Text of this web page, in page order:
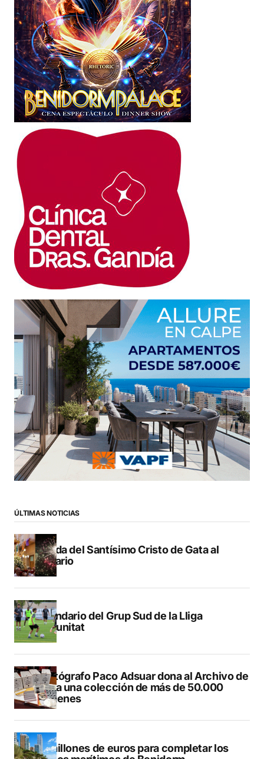
ÚLTIMAS NOTICIAS
Subida del Santísimo Cristo de Gata al
Calvario
Calendario del Grup Sud de la Lliga
Comunitat
El fotógrafo Paco Adsuar dona al Archivo de
Dénia una colección de más de 50.000
imágenes
50 millones de euros para completar los